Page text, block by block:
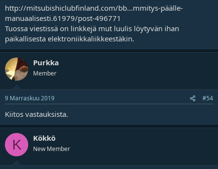
http://mitsubishiclubfinland.com/bb...mmitys-päälle-
manuaalisesti.61979/post-496771
Tuossa viestissä on linkkejä mut luulis löytyvän ihan
paikallisesta elektroniikkaliikkeestäkin.
Purkka
Member
9 Marraskuu 2019 #54
Kiitos vastauksista.
K Kökkö
New Member